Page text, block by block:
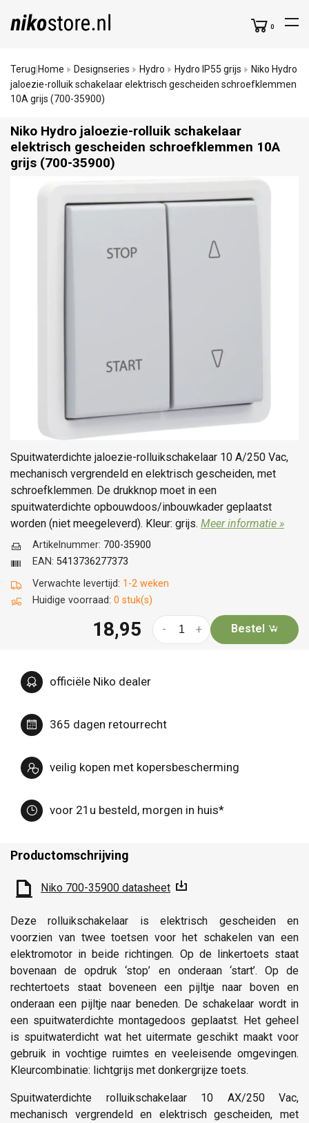
0
Terug Home Designseries Hydro Hydro IP55 grijs
Niko Hydro
jaloezie-rolluik schakelaar elektrisch gescheiden schroefklemmen
10A grijs (700-35900)
Niko Hydro jaloezie-rolluik schakelaar
elektrisch gescheiden schroefklemmen 10A
grijs (700-35900)
Spuitwaterdichte jaloezie-rolluikschakelaar 10 A/250 Vac,
mechanisch vergrendeld en elektrisch gescheiden, met
schroefklemmen. De drukknop moet in een
spuitwaterdichte opbouwdoos/inbouwkader geplaatst
worden (niet meegeleverd). Kleur: grijs. Meer informatie »
Verwachte levertijd: 1-2 weken
Huidige voorraad: 0 stuk(s)
Artikelnummer: 700-35900
EAN: 5413736277373
18,95 +
- Bestel
officiële Niko dealer
365 dagen retourrecht
veilig kopen met kopersbescherming
voor 21u besteld, morgen in huis*
Productomschrijving
Niko 700-35900 datasheet
Deze rolluikschakelaar is elektrisch gescheiden en
voorzien van twee toetsen voor het schakelen van een
elektromotor in beide richtingen. Op de linkertoets staat
bovenaan de opdruk ‘stop’ en onderaan ‘start’. Op de
rechtertoets staat boveneen een pijltje naar boven en
onderaan een pijltje naar beneden. De schakelaar wordt in
een spuitwaterdichte montagedoos geplaatst. Het geheel
is spuitwaterdicht wat het uitermate geschikt maakt voor
gebruik in vochtige ruimtes en veeleisende omgevingen.
Kleurcombinatie: lichtgrijs met donkergrijze toets.
Spuitwaterdichte rolluikschakelaar 10 AX/250 Vac,
mechanisch vergrendeld en elektrisch gescheiden, met